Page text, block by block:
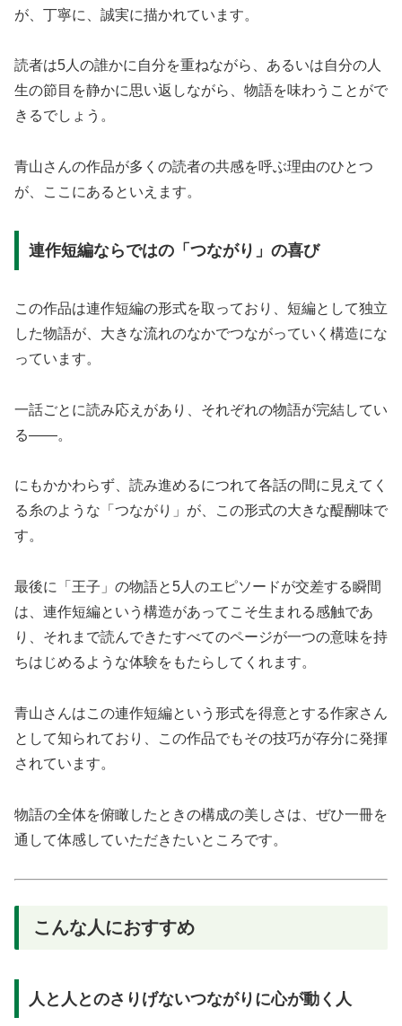
が、丁寧に、誠実に描かれています。
読者は5人の誰かに自分を重ねながら、あるいは自分の人
生の節目を静かに思い返しながら、物語を味わうことがで
きるでしょう。
青山さんの作品が多くの読者の共感を呼ぶ理由のひとつ
が、ここにあるといえます。
連作短編ならではの「つながり」の喜び
この作品は連作短編の形式を取っており、短編として独立
した物語が、大きな流れのなかでつながっていく構造にな
っています。
一話ごとに読み応えがあり、それぞれの物語が完結してい
る——。
にもかかわらず、読み進めるにつれて各話の間に見えてく
る糸のような「つながり」が、この形式の大きな醍醐味で
す。
最後に「王子」の物語と5人のエピソードが交差する瞬間
は、連作短編という構造があってこそ生まれる感触であ
り、それまで読んできたすべてのページが一つの意味を持
ちはじめるような体験をもたらしてくれます。
青山さんはこの連作短編という形式を得意とする作家さん
として知られており、この作品でもその技巧が存分に発揮
されています。
物語の全体を俯瞰したときの構成の美しさは、ぜひ一冊を
通して体感していただきたいところです。
こんな人におすすめ
人と人とのさりげないつながりに心が動く人